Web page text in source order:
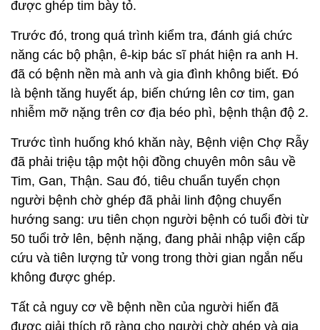
được ghép tim bày tỏ.
Trước đó, trong quá trình kiểm tra, đánh giá chức
năng các bộ phận, ê-kip bác sĩ phát hiện ra anh H.
đã có bệnh nền mà anh và gia đình không biết. Đó
là bệnh tăng huyết áp, biến chứng lên cơ tim, gan
nhiễm mỡ nặng trên cơ địa béo phì, bệnh thận độ 2.
Trước tình huống khó khăn này, Bệnh viện Chợ Rẫy
đã phải triệu tập một hội đồng chuyên môn sâu về
Tim, Gan, Thận. Sau đó, tiêu chuẩn tuyển chọn
người bệnh chờ ghép đã phải linh động chuyển
hướng sang: ưu tiên chọn người bệnh có tuổi đời từ
50 tuổi trở lên, bệnh nặng, đang phải nhập viện cấp
cứu và tiên lượng tử vong trong thời gian ngắn nếu
không được ghép.
Tất cả nguy cơ về bệnh nền của người hiến đã
được giải thích rõ ràng cho người chờ ghép và gia